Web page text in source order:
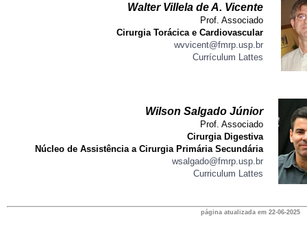
Walter Villela de A. Vicente
Prof. Associado
Cirurgia Torácica e Cardiovascular
wvvicent@fmrp.usp.br
Currículum Lattes
Wilson Salgado Júnior
Prof. Associado
Cirurgia Digestiva
Núcleo de Assistência a Cirurgia Primária Secundária
wsalgado@fmrp.usp.br
Curriculum Lattes
página atualizada em 22-06-2025